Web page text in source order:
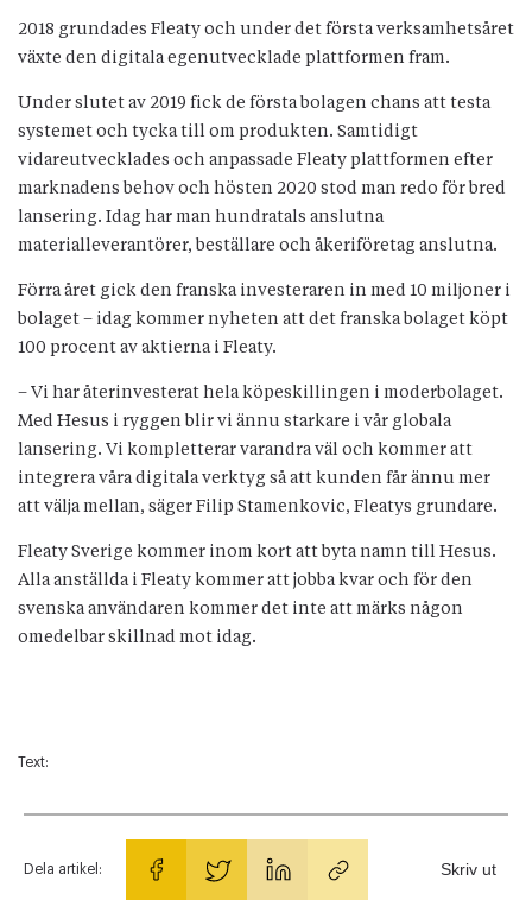
2018 grundades Fleaty och under det första verksamhetsåret
växte den digitala egenutvecklade plattformen fram.
Under slutet av 2019 fick de första bolagen chans att testa
systemet och tycka till om produkten. Samtidigt
vidareutvecklades och anpassade Fleaty plattformen efter
marknadens behov och hösten 2020 stod man redo för bred
lansering. Idag har man hundratals anslutna
materialleverantörer, beställare och åkeriföretag anslutna.
Förra året gick den franska investeraren in med 10 miljoner i
bolaget – idag kommer nyheten att det franska bolaget köpt
100 procent av aktierna i Fleaty.
– Vi har återinvesterat hela köpeskillingen i moderbolaget.
Med Hesus i ryggen blir vi ännu starkare i vår globala
lansering. Vi kompletterar varandra väl och kommer att
integrera våra digitala verktyg så att kunden får ännu mer
att välja mellan, säger Filip Stamenkovic, Fleatys grundare.
Fleaty Sverige kommer inom kort att byta namn till Hesus.
Alla anställda i Fleaty kommer att jobba kvar och för den
svenska användaren kommer det inte att märks någon
omedelbar skillnad mot idag.
Text:
Dela artikel: Skriv ut